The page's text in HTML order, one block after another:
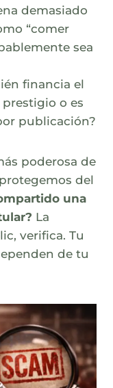
demasiado
“comer
sea
financia el
prestigio o es
publicación?
poderosa de
del
una
La
verifica. Tu
de tu